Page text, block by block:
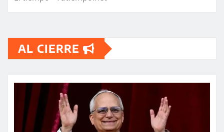
AL CIERRE